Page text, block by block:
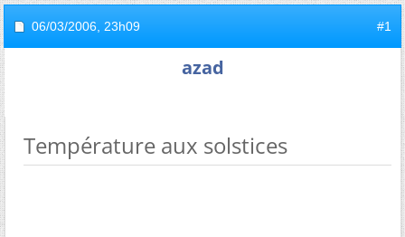
06/03/2006, 23h09 #1
azad
Température aux solstices